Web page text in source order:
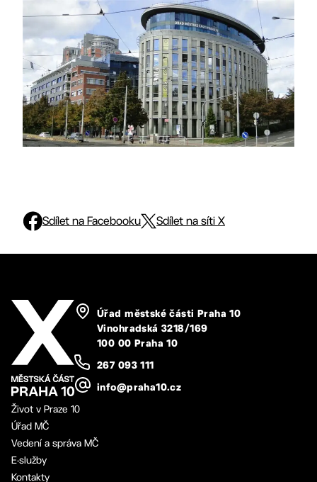
Sdílet na Facebooku Sdílet na síti X
Úřad městské části Praha 10
Vinohradská 3218/169
100 00 Praha 10
267 093 111
info@praha10.cz
Život v Praze 10
Úřad MČ
Vedení a správa MČ
E-služby
Kontakty